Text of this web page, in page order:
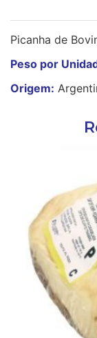
2Kg
Picanha de
Peso por
Origem: